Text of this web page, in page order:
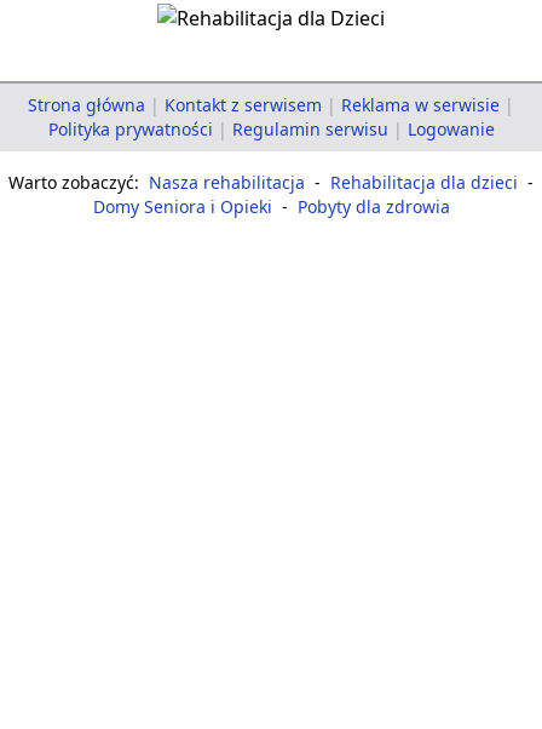
Strona główna | Kontakt z serwisem | Reklama w serwisie |
Polityka prywatności | Regulamin serwisu | Logowanie
Warto zobaczyć: Nasza rehabilitacja - Rehabilitacja dla dzieci -
Domy Seniora i Opieki - Pobyty dla zdrowia